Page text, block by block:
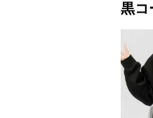
黒コ